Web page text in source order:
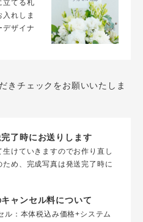
立てる札
れしま
デザイナ
きチェックをお願いいたしま
了時にお送りします
けていきますのでお作り直し
め、完成写真は発送完了時に
ャンセル料について
ル：本体税込み価格+システム